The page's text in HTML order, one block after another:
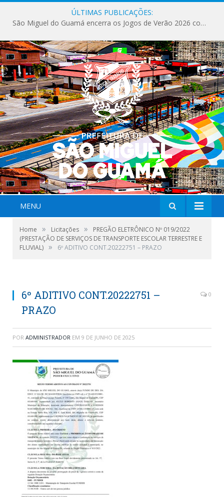
ÚLTIMAS PUBLICAÇÕES:
São Miguel do Guamá encerra os Jogos de Verão 2026 com sucesso de público e competições.
MENU
Home » Licitações »
PREGÃO ELETRÔNICO Nº 019/2022
(PRESTAÇÃO DE SERVIÇOS DE TRANSPORTE ESCOLAR TERRESTRE E
FLUVIAL) » 6º ADITIVO CONT.20222751 – PRAZO
6º ADITIVO CONT.20222751 –
PRAZO
0
POR ADMINISTRADOR EM 9 DE JUNHO DE 2025